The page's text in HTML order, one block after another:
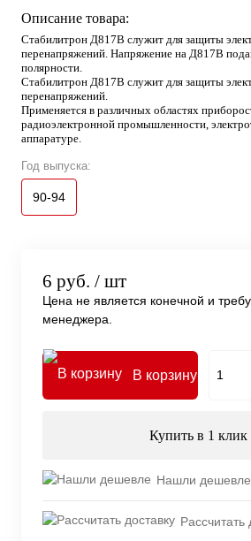
Описание товара:
Стабилитрон Д817В служит для защиты
перенапряжений. Напряжение на Д817В
полярности.
Стабилитрон Д817В служит для защиты
перенапряжений.
Применяется в различных областях
радиоэлектронной промышленности,
аппаратуре.
Год выпуска:
90-94
6 руб. / шт
Цена не является конечной и
менеджера.
В корзину
Купить в 1 клик
Нашли дешевле
Рассчитать